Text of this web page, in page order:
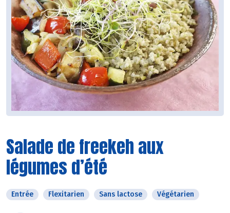
Salade de freekeh aux
légumes d’été
Entrée Flexitarien Sans lactose Végétarien